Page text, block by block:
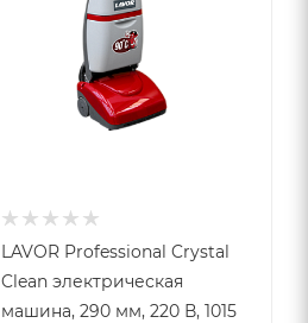
LAVOR Professional Crystal
Clean электрическая
машина, 290 мм, 220 В, 1015